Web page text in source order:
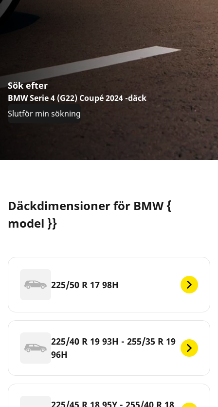
Sök efter
BMW Serie 4 (G22) Coupé 2024 -däck
Slutför min sökning
Däckdimensioner för BMW {
model }}
225/50 R 17 98H
225/40 R 19 93H - 255/35 R 19
96H